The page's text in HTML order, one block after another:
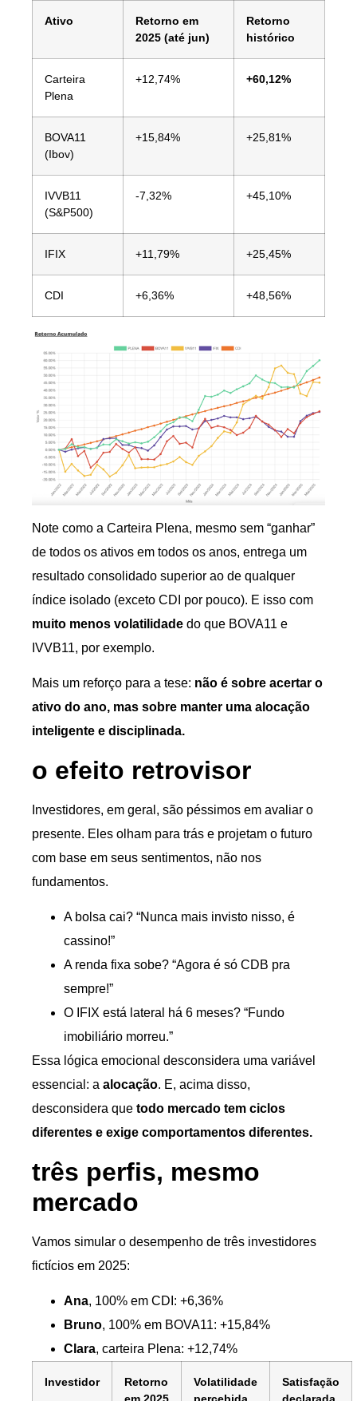
Ativo
Retorno em
2025 (até jun)
Retorno
histórico
Carteira
Plena
+12,74% +60,12%
BOVA11
(Ibov)
+15,84% +25,81%
IVVB11
(S&P500)
-7,32% +45,10%
IFIX +11,79% +25,45%
CDI +6,36% +48,56%
Note como a Carteira Plena, mesmo sem “ganhar”
de todos os ativos em todos os anos, entrega um
resultado consolidado superior ao de qualquer
índice isolado (exceto CDI por pouco). E isso com
muito menos volatilidade do que BOVA11 e
IVVB11, por exemplo.
Mais um reforço para a tese: não é sobre acertar o
ativo do ano, mas sobre manter uma alocação
inteligente e disciplinada.
o efeito retrovisor
Investidores, em geral, são péssimos em avaliar o
presente. Eles olham para trás e projetam o futuro
com base em seus sentimentos, não nos
fundamentos.
A bolsa cai? “Nunca mais invisto nisso, é
cassino!”
A renda fixa sobe? “Agora é só CDB pra
sempre!”
O IFIX está lateral há 6 meses? “Fundo
imobiliário morreu.”
Essa lógica emocional desconsidera uma variável
essencial: a alocação. E, acima disso,
desconsidera que todo mercado tem ciclos
diferentes e exige comportamentos diferentes.
três perfis, mesmo
mercado
Vamos simular o desempenho de três investidores
fictícios em 2025:
Ana, 100% em CDI: +6,36%
Bruno, 100% em BOVA11: +15,84%
Clara, carteira Plena: +12,74%
Investidor
Retorno
Volatilidade
Satisfação